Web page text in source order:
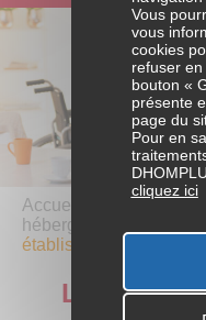
PROFESSIONNELLES
Variations
Dépenses liées au
Parcours
RETRAITE ET BIEN
Passage à la
Accueil / Retraite et
hébergement
Les
établissement
Les aides
Vous
vous
cookies
refuser
bouton «
présente
page du
Pour en
cliquez ici